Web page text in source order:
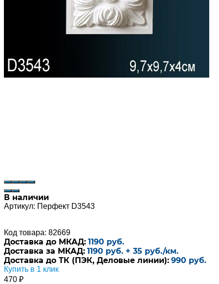
В наличии
Артикул: Перфект D3543
Код товара: 82669
Доставка до МКАД: 1190 руб.
Доставка за МКАД: 1190 руб. + 35 руб./км.
Доставка до ТК (ПЭК, Деловые линии): 990 руб.
Купить в 1 клик
470 ₽